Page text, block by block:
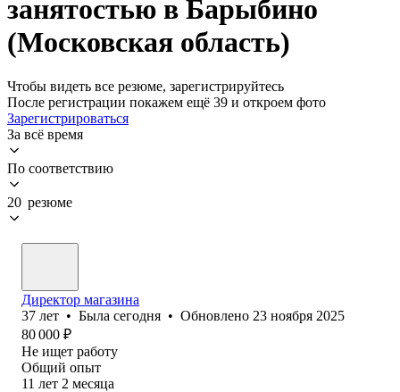
занятостью в Барыбино
(Московская область)
Чтобы видеть все резюме, зарегистрируйтесь
После регистрации покажем ещё 39 и откроем фото
Зарегистрироваться
За всё время
По соответствию
20 резюме
Директор магазина
37 лет • Была сегодня • Обновлено 23 ноября 2025
80 000 ₽
Не ищет работу
Общий опыт
11 лет 2 месяца